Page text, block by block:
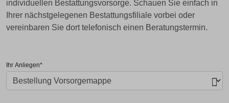
individuellen Bestattungsvorsorge. Schauen Sie einfach in
Ihrer nächstgelegenen Bestattungsfiliale vorbei oder
vereinbaren Sie dort telefonisch einen Beratungstermin.
Ihr Anliegen*